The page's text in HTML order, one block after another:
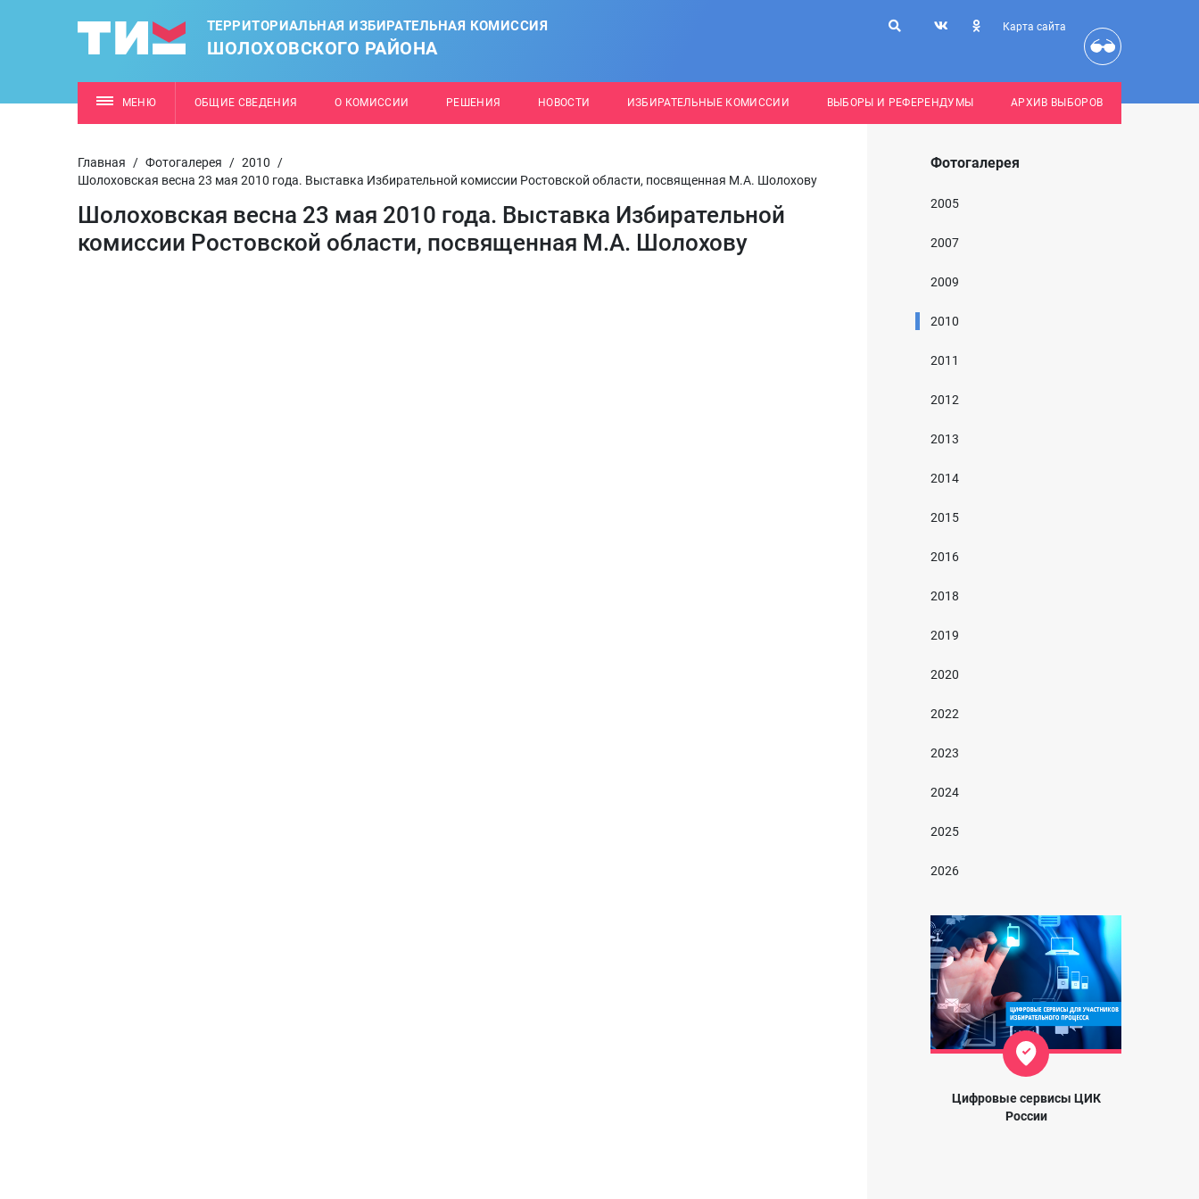
ТЕРРИТОРИАЛЬНАЯ ИЗБИРАТЕЛЬНАЯ КОМИССИЯ
ШОЛОХОВСКОГО РАЙОНА
Карта сайта
МЕНЮ ОБЩИЕ СВЕДЕНИЯ О КОМИССИИ РЕШЕНИЯ НОВОСТИ ИЗБИРАТЕЛЬНЫЕ КОМИССИИ ВЫБОРЫ И РЕФЕРЕНДУМЫ АРХИВ ВЫБОРОВ
Главная / Фотогалерея / 2010
/
Шолоховская весна 23 мая 2010 года. Выставка Избирательной комиссии Ростовской области, посвященная М.А. Шолохову
Шолоховская весна 23 мая 2010 года. Выставка Избирательной
комиссии Ростовской области, посвященная М.А. Шолохову
Фотогалерея
2005
2007
2009
2010
2011
2012
2013
2014
2015
2016
2018
2019
2020
2022
2023
2024
2025
2026
Цифровые сервисы ЦИК
России